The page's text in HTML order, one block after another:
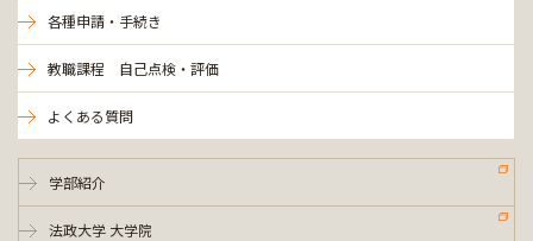
各種申請・手続き
教職課程 自己点検・評価
よくある質問
学部紹介
法政大学 大学院